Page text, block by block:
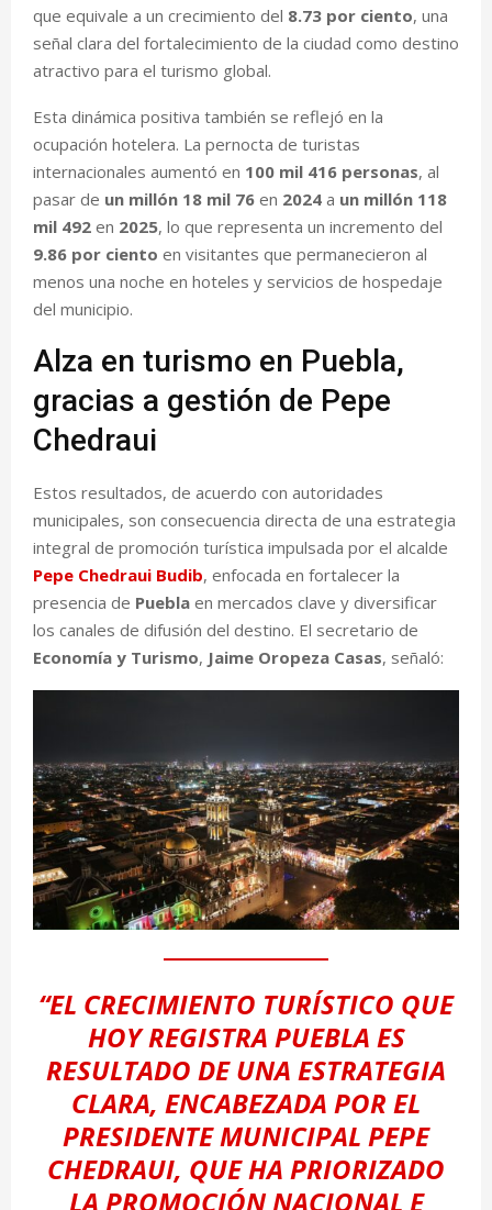
que equivale a un crecimiento del 8.73 por ciento, una
señal clara del fortalecimiento de la ciudad como destino
atractivo para el turismo global.
Esta dinámica positiva también se reflejó en la
ocupación hotelera. La pernocta de turistas
internacionales aumentó en 100 mil 416 personas, al
pasar de un millón 18 mil 76 en 2024 a un millón 118
mil 492 en 2025, lo que representa un incremento del
9.86 por ciento en visitantes que permanecieron al
menos una noche en hoteles y servicios de hospedaje
del municipio.
Alza en turismo en Puebla,
gracias a gestión de Pepe
Chedraui
Estos resultados, de acuerdo con autoridades
municipales, son consecuencia directa de una estrategia
integral de promoción turística impulsada por el alcalde
Pepe Chedraui Budib, enfocada en fortalecer la
presencia de Puebla en mercados clave y diversificar
los canales de difusión del destino. El secretario de
Economía y Turismo, Jaime Oropeza Casas, señaló:
“EL CRECIMIENTO TURÍSTICO QUE
HOY REGISTRA PUEBLA ES
RESULTADO DE UNA ESTRATEGIA
CLARA, ENCABEZADA POR EL
PRESIDENTE MUNICIPAL PEPE
CHEDRAUI, QUE HA PRIORIZADO
LA PROMOCIÓN NACIONAL E